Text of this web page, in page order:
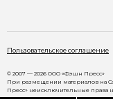
Пользовательское соглашение
© 2007 — 2026 ООО «Фэшн Пресс»
При размещении материалов на
Пресс» неисключительные права